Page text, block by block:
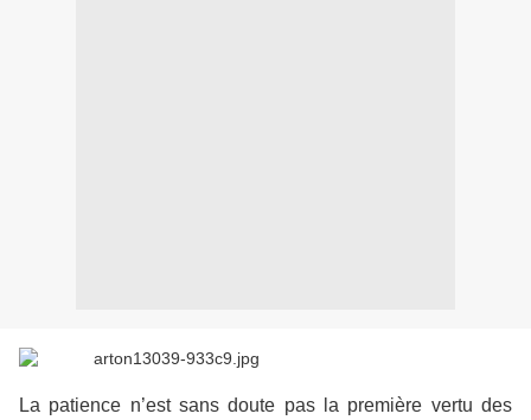
La patience n’est sans doute pas la première vertu des